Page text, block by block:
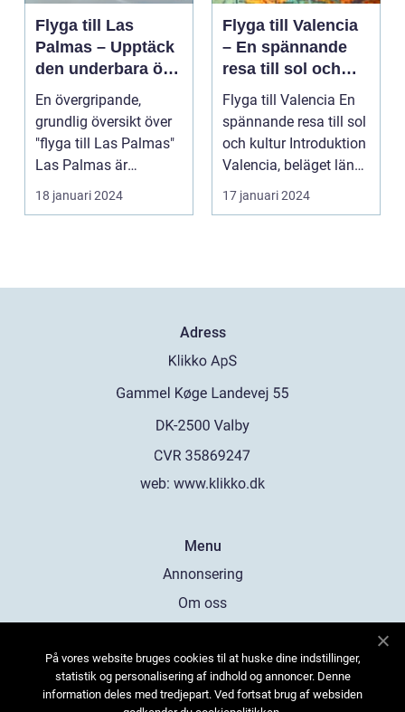
Flyga till Las
Palmas – Upptäck
den underbara ön
Gran Canaria
En övergripande,
grundlig översikt över
"flyga till Las Palmas"
Las Palmas är
huvudstaden på den
va...
18 januari 2024
Flyga till Valencia
– En spännande
resa till sol och
kultur
Flyga till Valencia En
spännande resa till sol
och kultur Introduktion
Valencia, beläget längs
Sp...
17 januari 2024
Adress
web: www.klikko.dk
Menu
Annonsering
Om oss
Kontakta oss
Sitemap
På vores website bruges cookies til at huske dine indstillinger,
statistik og personalisering af indhold og annoncer. Denne
information deles med tredjepart. Ved fortsat brug af websiden